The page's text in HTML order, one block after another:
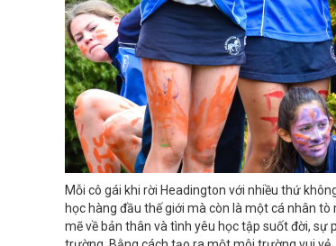
Mỗi cô gái khi rời Headington với nhiều thứ
học hàng đầu thế giới mà còn là một cá nhân
mẽ về bản thân và tình yêu học tập suốt đời,